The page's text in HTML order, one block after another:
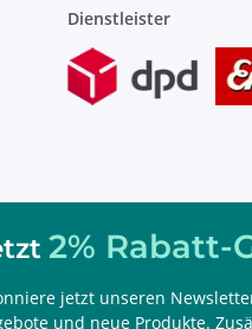
2% Rabatt-
jetzt unseren
und neue Produkte.
Dienstleister
anderen Rabattaktionen